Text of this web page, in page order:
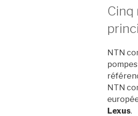
Cinq
NTN
pompes
NTN
Lexus.